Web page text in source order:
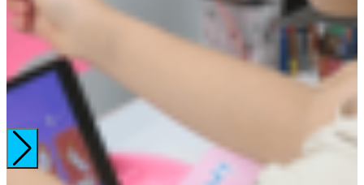
Bé nhà mình 4 tuổi, tối nào 2 mẹ con cũng đồng hành học cùng
nhau. Học trực tuyến với cô cũng như tự học với app mẹ đều
học cùng nên bé hào hứng lắm. Khả năng phát âm của con khá
chuẩn, con cũng ghi nhớ được khá nhiều từ vựng.